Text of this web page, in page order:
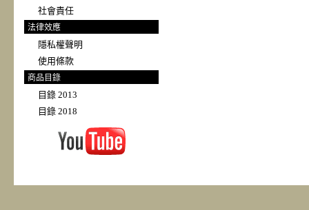
社會責任
法律效應
隱私權聲明
使用條款
商品目錄
目錄 2013
目錄 2018